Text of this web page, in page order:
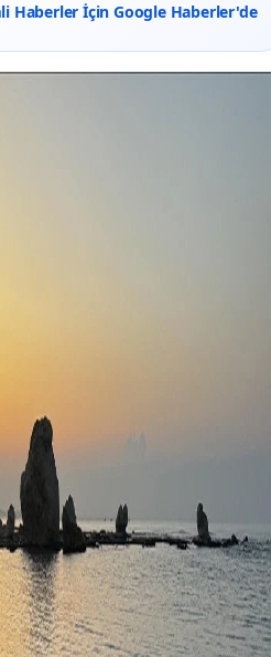
Haberler İçin Google Haberler'de